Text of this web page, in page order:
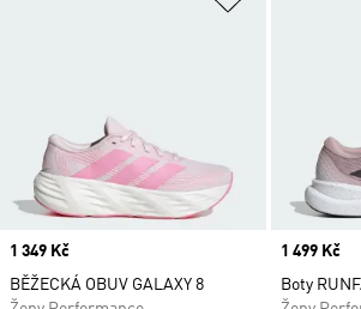
Price
1 349 Kč
BĚŽECKÁ OBUV GALAXY 8
Price
1 499 Kč
Boty